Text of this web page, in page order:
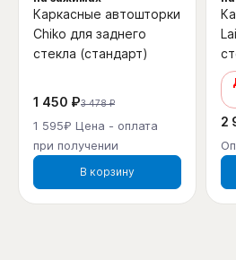
Каркасные автошторки
Chiko для заднего
стекла (стандарт)
1 450 ₽3 478 ₽
1 595₽ Цена - оплата
при получении
В корзину
2